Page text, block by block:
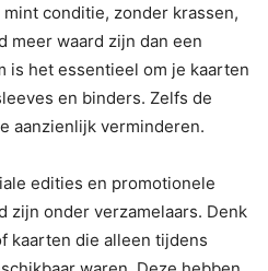
conditie, zonder krassen,
meer waard zijn dan een
is het essentieel om je kaarten
en binders. Zelfs de
aanzienlijk verminderen.
edities en promotionele
zijn onder verzamelaars. Denk
kaarten die alleen tijdens